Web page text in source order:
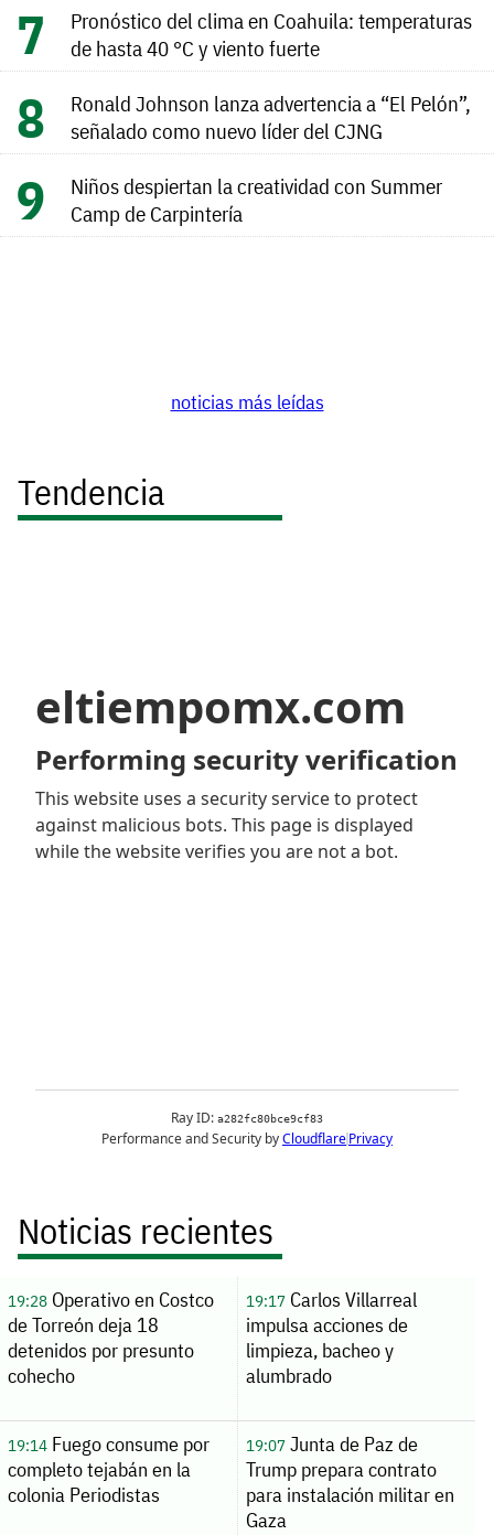
Pronóstico del clima en Coahuila: temperaturas
de hasta 40 °C y viento fuerte
Ronald Johnson lanza advertencia a “El Pelón”,
señalado como nuevo líder del CJNG
Niños despiertan la creatividad con Summer
Camp de Carpintería
noticias más leídas
Tendencia
Noticias recientes
19:28Operativo en Costco
de Torreón deja 18
detenidos por presunto
cohecho
19:17Carlos Villarreal
impulsa acciones de
limpieza, bacheo y
alumbrado
19:14Fuego consume por
completo tejabán en la
colonia Periodistas
19:07Junta de Paz de
Trump prepara contrato
para instalación militar en
Gaza